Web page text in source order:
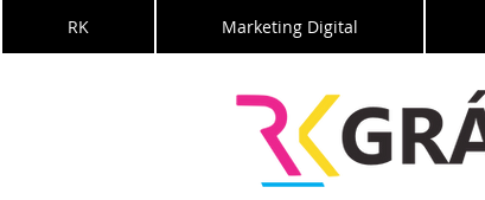
RK Marketing Digital